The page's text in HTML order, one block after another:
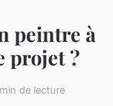
peintre à
projet ?
de lecture